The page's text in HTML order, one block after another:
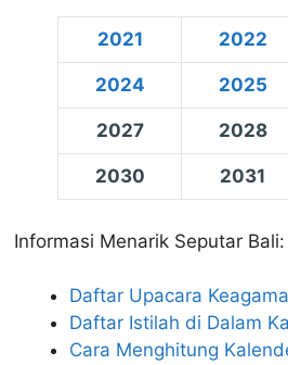
2021 2022
2024 2025
2027 2028
2030 2031
Informasi Menarik Seputar Bali:
Daftar Upacara
Daftar Istilah di Dalam
Cara Menghitung